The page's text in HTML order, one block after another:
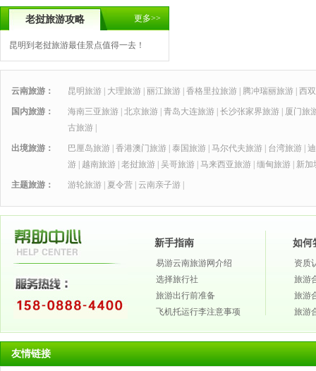
老挝旅游攻略 更多>>
昆明到老挝旅游最佳景点值得一去！
云南旅游： 昆明旅游 大理旅游 丽江旅游 香格里拉旅游 腾冲瑞丽旅游 西
国内旅游： 海南三亚旅游 北京旅游 青岛大连旅游 长沙张家界旅游
厦门旅
古旅游
出境旅游： 巴厘岛旅游 香港澳门旅游 泰国旅游 马尔代夫旅游 台湾旅游
游
越南旅游 老挝旅游 吴哥旅游 马来西亚旅游 缅甸旅游 新加
主题旅游： 游轮旅游 夏令营 云南亲子游
新手指南
易游云南旅游网介绍
选择旅行社
旅游出行前准备
飞机托运行李注意事项
如何
资质
旅游
旅游
旅游
友情链接